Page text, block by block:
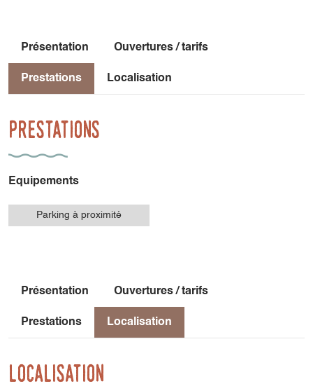
Présentation Ouvertures / tarifs
Prestations Localisation
Prestations
Equipements
Parking à proximité
Présentation Ouvertures / tarifs
Prestations Localisation
Localisation